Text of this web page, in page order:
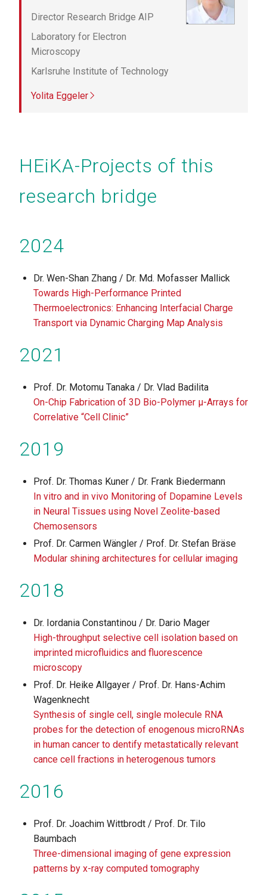
Director Research Bridge AIP
Laboratory for Electron
Microscopy
Karlsruhe Institute of Technology
Yolita Eggeler
HEiKA-Projects of this
research bridge
2024
Dr. Wen-Shan Zhang / Dr. Md. Mofasser Mallick
Towards High-Performance Printed
Thermoelectronics: Enhancing Interfacial Charge
Transport via Dynamic Charging Map Analysis
2021
Prof. Dr. Motomu Tanaka / Dr. Vlad Badilita
On-Chip Fabrication of 3D Bio-Polymer µ-Arrays for
Correlative “Cell Clinic”
2019
Prof. Dr. Thomas Kuner / Dr. Frank Biedermann
In vitro and in vivo Monitoring of Dopamine Levels
in Neural Tissues using Novel Zeolite-based
Chemosensors
Prof. Dr. Carmen Wängler / Prof. Dr. Stefan Bräse
Modular shining architectures for cellular imaging
2018
Dr. Iordania Constantinou / Dr. Dario Mager
High-throughput selective cell isolation based on
imprinted microfluidics and fluorescence
microscopy
Prof. Dr. Heike Allgayer / Prof. Dr. Hans-Achim
Wagenknecht
Synthesis of single cell, single molecule RNA
probes for the detection of enogenous microRNAs
in human cancer to dentify metastatically relevant
cance cell fractions in heterogenous tumors
2016
Prof. Dr. Joachim Wittbrodt / Prof. Dr. Tilo
Baumbach
Three-dimensional imaging of gene expression
patterns by x-ray computed tomography